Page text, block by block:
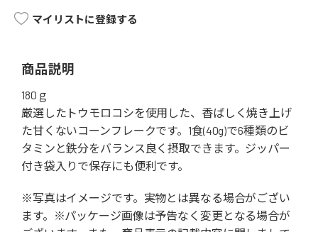
マイリストに登録する
商品説明
180ｇ
厳選したトウモロコシを使用した、香ばしく焼き上げ
た甘くないコーンフレークです。1食(40g)で6種類のビ
タミンと鉄分をバランス良く摂取できます。ジッパー
付き袋入りで保存にも便利です。
※写真はイメージです。実物とは異なる場合がござい
ます。※パッケージ画像は予告なく変更となる場合が